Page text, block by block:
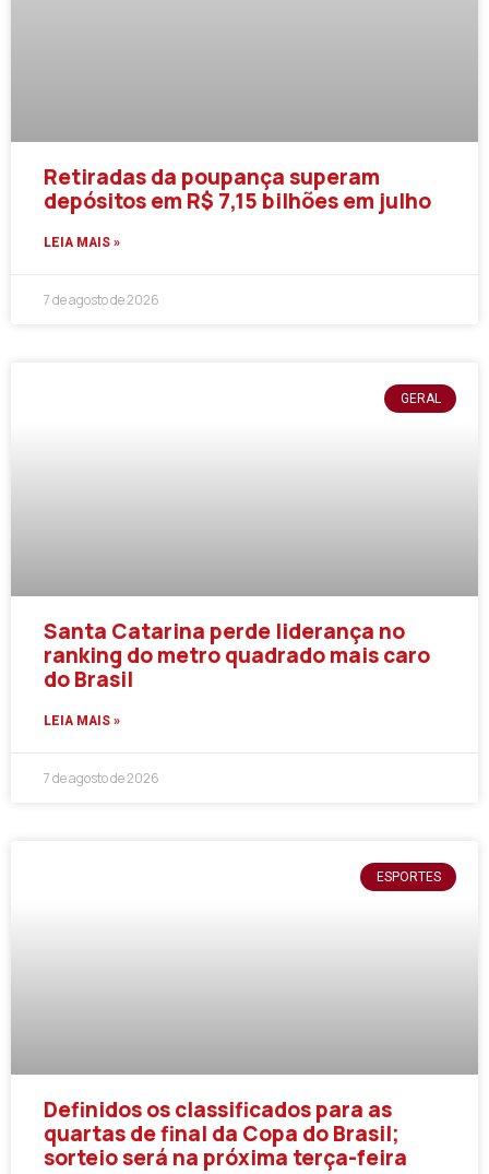
Retiradas da poupança superam
depósitos em R$ 7,15 bilhões em julho
LEIA MAIS »
7 de agosto de 2026
GERAL
Santa Catarina perde liderança no
ranking do metro quadrado mais caro
do Brasil
LEIA MAIS »
7 de agosto de 2026
ESPORTES
Definidos os classificados para as
quartas de final da Copa do Brasil;
sorteio será na próxima terça-feira